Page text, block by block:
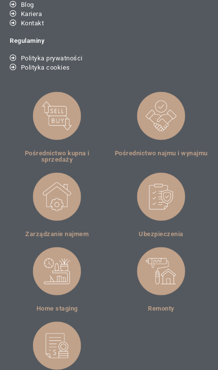
Blog
Kariera
Kontakt
Regulaminy
Polityka prywatności
Polityka cookies
Pośrednictwo kupna i
sprzedaży
Pośrednictwo najmu i wynajmu
Zarządzanie najmem Ubezpieczenia
Home staging Remonty